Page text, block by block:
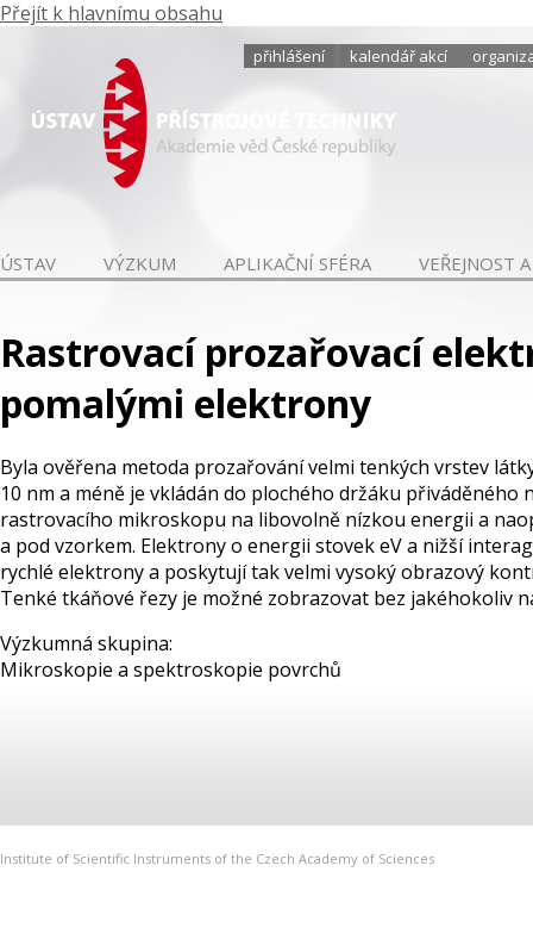
Přejít k hlavnímu obsahu
přihlášení kalendář akcí
ÚSTAV VÝZKUM APLIKAČNÍ SFÉRA VEŘEJNOST
Rastrovací prozařovací
pomalými elektrony
Byla ověřena metoda prozařování velmi tenkých vrstev
10 nm a méně je vkládán do plochého držáku
rastrovacího mikroskopu na libovolně nízkou energii a
a pod vzorkem. Elektrony o energii stovek eV a nižší
rychlé elektrony a poskytují tak velmi vysoký obrazový
Tenké tkáňové řezy je možné zobrazovat bez jakéhokoliv
Výzkumná skupina:
Mikroskopie a spektroskopie povrchů
Institute of Scientific Instruments of the Czech Academy of Sciences